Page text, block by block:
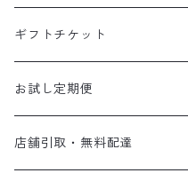
蘭
弔事
ビジネス
ブーケ・花束
アレンジメント
スタンド花
ギフトチケット
flower vase〈花器〉
gift ticket〈ギフトチケット〉
お試し定期便
お試し便
店舗引取・無料配達